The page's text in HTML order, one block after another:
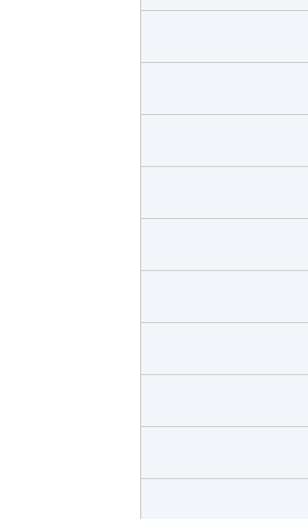
大字入山
大字入山
大字入山
大字入山
大字入山
大字太子